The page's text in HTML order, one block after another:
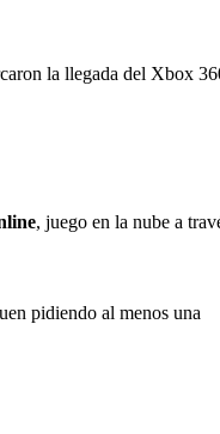
la llegada del Xbox
, juego en la nube a
pidiendo al menos una